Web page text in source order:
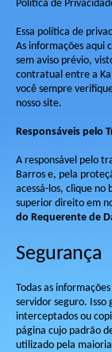
Política de
Essa política de
As informações aqui
sem aviso prévio,
contratual entre a
você sempre
nosso site.
Responsáveis pelo
A responsável pelo
Barros e, pela
acessá-los, clique no
superior direito em
do Requerente de
Segurança
Todas as
servidor seguro. Isso
interceptados ou
página cujo padrão
utilizado pela